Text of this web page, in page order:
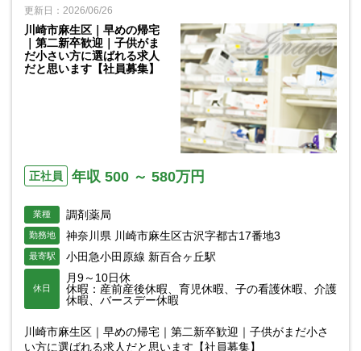
更新日：2026/06/26
川崎市麻生区｜早めの帰宅
｜第二新卒歓迎｜子供がま
だ小さい方に選ばれる求人
だと思います【社員募集】
正社員 年収 500 ～ 580万円
業種 調剤薬局
勤務地 神奈川県 川崎市麻生区古沢字都古17番地3
最寄駅 小田急小田原線 新百合ヶ丘駅
休日
月9～10日休
休暇：産前産後休暇、育児休暇、子の看護休暇、介護
休暇、バースデー休暇
川崎市麻生区｜早めの帰宅｜第二新卒歓迎｜子供がまだ小さ
い方に選ばれる求人だと思います【社員募集】